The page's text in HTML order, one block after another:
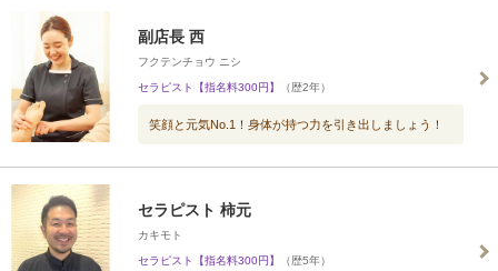
副店長 西
フクテンチョウ ニシ
セラピスト【指名料300円】 （歴2年）
笑顔と元気No.1！身体が持つ力を引き出しましょう！
セラピスト 柿元
カキモト
セラピスト【指名料300円】 （歴5年）